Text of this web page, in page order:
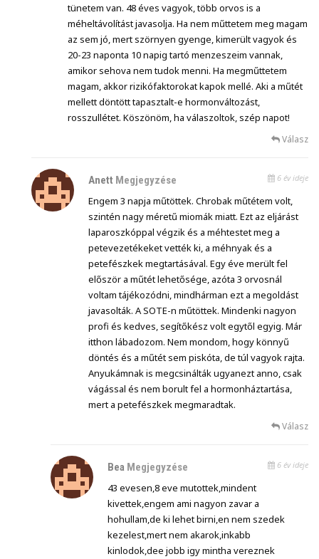
tünetem van. 48 éves vagyok, több orvos is a
méheltávolítást javasolja. Ha nem műttetem meg magam
az sem jó, mert szörnyen gyenge, kimerült vagyok és
20-23 naponta 10 napig tartó menzeszeim vannak,
amikor sehova nem tudok menni. Ha megműttetem
magam, akkor rizikófaktorokat kapok mellé. Aki a műtét
mellett döntött tapasztalt-e hormonváltozást,
rosszullétet. Köszönöm, ha válaszoltok, szép napot!
Válasz
Anett Megjegyzése 6 év ideje
Engem 3 napja műtöttek. Chrobak műtétem volt,
szintén nagy méretű miomák miatt. Ezt az eljárást
laparoszkóppal végzik és a méhtestet meg a
petevezetékeket vették ki, a méhnyak és a
petefészkek megtartásával. Egy éve merült fel
először a műtét lehetősége, azóta 3 orvosnál
voltam tájékozódni, mindhárman ezt a megoldást
javasolták. A SOTE-n műtöttek. Mindenki nagyon
profi és kedves, segítőkész volt egytől egyig. Már
itthon lábadozom. Nem mondom, hogy könnyű
döntés és a műtét sem piskóta, de túl vagyok rajta.
Anyukámnak is megcsinálták ugyanezt anno, csak
vágással és nem borult fel a hormonháztartása,
mert a petefészkek megmaradtak.
Válasz
Bea Megjegyzése 6 év ideje
43 evesen,8 eve mutottek,mindent
kivettek,engem ami nagyon zavar a
hohullam,de ki lehet birni,en nem szedek
kezelest,mert nem akarok,inkabb
kinlodok,dee jobb igy mintha vereznek